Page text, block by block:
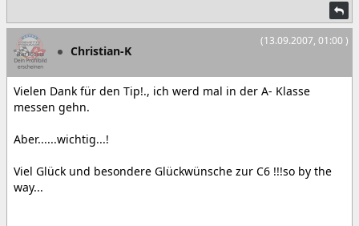
(13.09.2007, 01:00 )
Christian-K
Vielen Dank für den Tip!., ich werd mal in der A- Klasse
messen gehn.
Aber......wichtig...!
Viel Glück und besondere Glückwünsche zur C6 !!!so by the
way...